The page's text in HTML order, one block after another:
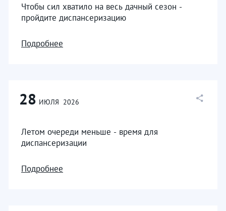
Чтобы сил хватило на весь дачный сезон -
пройдите диспансеризацию
Подробнее
28 ИЮЛЯ 2026
Летом очереди меньше - время для
диспансеризации
Подробнее